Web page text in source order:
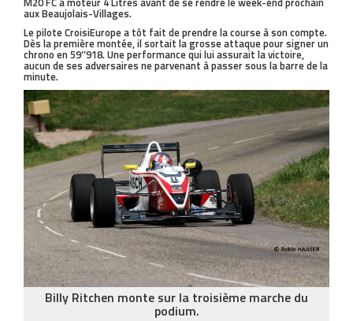
aux Beaujolais-Villages.
Le pilote CroisiEurope a tôt fait de prendre la course à son compte.
Dès la première montée, il sortait la grosse attaque pour signer un
chrono en 59’’918. Une performance qui lui assurait la victoire,
aucun de ses adversaires ne parvenant à passer sous la barre de la
minute.
Billy Ritchen monte sur la troisième marche du
podium.